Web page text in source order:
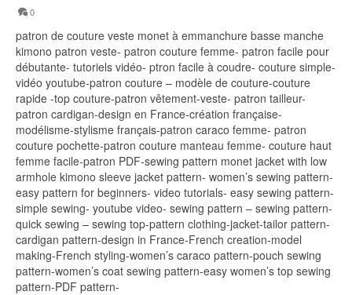
0
patron de couture veste monet à emmanchure basse manche
kimono patron veste- patron couture femme- patron facile pour
débutante- tutoriels vidéo- ptron facile à coudre- couture simple-
vidéo youtube-patron couture – modèle de couture-couture
rapide -top couture-patron vêtement-veste- patron tailleur-
patron cardigan-design en France-création française-
modélisme-stylisme français-patron caraco femme- patron
couture pochette-patron couture manteau femme- couture haut
femme facile-patron PDF-sewing pattern monet jacket with low
armhole kimono sleeve jacket pattern- women’s sewing pattern-
easy pattern for beginners- video tutorials- easy sewing pattern-
simple sewing- youtube video- sewing pattern – sewing pattern-
quick sewing – sewing top-pattern clothing-jacket-tailor pattern-
cardigan pattern-design in France-French creation-model
making-French styling-women’s caraco pattern-pouch sewing
pattern-women’s coat sewing pattern-easy women’s top sewing
pattern-PDF pattern-